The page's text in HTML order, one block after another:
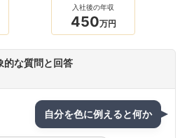
入社後の年収
450万円
的な質問と回答
自分を色に例えると何か